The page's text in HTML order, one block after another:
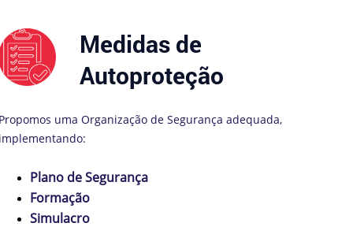
Medidas de
Autoproteção
Propomos uma Organização de Segurança adequada,
implementando:
Plano de Segurança
Formação
Simulacro